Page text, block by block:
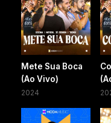
Mete Sua Boca
(Ao Vivo)
2024